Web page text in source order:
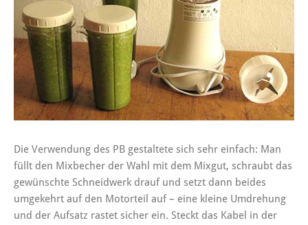
Die Verwendung des PB gestaltete sich sehr einfach: Man
füllt den Mixbecher der Wahl mit dem Mixgut, schraubt das
gewünschte Schneidwerk drauf und setzt dann beides
umgekehrt auf den Motorteil auf – eine kleine Umdrehung
und der Aufsatz rastet sicher ein. Steckt das Kabel in der